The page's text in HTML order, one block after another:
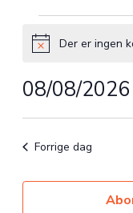
Begivenheder
for
8.
august,
NoticeDer er ingen
08/08/2026
Forrige dag